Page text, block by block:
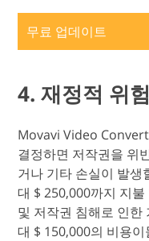
무료 업데이트
4. 재정적 위험
Movavi Video
결정하면 저작권을 위
거나 기타 손실이 발생
대 $ 250,000까지 지
및 저작권 침해로 인한
대 $ 150,000의 비용